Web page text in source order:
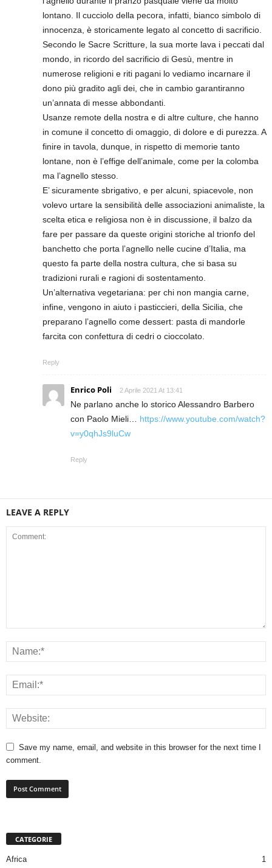
lontano. Il cucciolo della pecora, infatti, bianco simbolo di
innocenza, è storicamente legato al concetto di sacrificio.
Secondo le Sacre Scritture, la sua morte lava i peccati dal
mondo, in ricordo del sacrificio di Gesù, mentre in
numerose religioni e riti pagani lo vediamo incarnare il
dono più gradito agli dei, che in cambio garantiranno
un’annata di messe abbondanti.
Usanze remote della nostra e di altre culture, che hanno
in comune il concetto di omaggio, di dolore e di purezza. A
finire in tavola, dunque, in rispetto di memorie tanto
lontane, non è l’effige dell’animale, come per la colomba
ma l’agnello stesso.
E’ sicuramente sbrigativo, e per alcuni, spiacevole, non
volevo urtare la sensibilità delle associazioni animaliste, la
scelta etica e religiosa non è in discussione, il balzo da
fare per passare da queste origini storiche al trionfo del
banchetto che porta l’agnello nelle cucine d’Italia, ma
questo fa parte della nostra cultura, che si basa su
tradizioni rurali e ragioni di sostentamento.
Un’alternativa vegetariana: per chi non mangia carne,
infine, vengono in aiuto i pasticcieri, della Sicilia, che
preparano l’agnello come dessert: pasta di mandorle
farcita con confettura di cedri o cioccolato.
Reply
Enrico Poli 2 Aprile 2021 At 13:41
Ne parlano anche lo storico Alessandro Barbero
con Paolo Mieli… https://www.youtube.com/watch?
v=y0qhJs9luCw
Reply
LEAVE A REPLY
Save my name, email, and website in this browser for the next time I
comment.
CATEGORIE
Africa
1